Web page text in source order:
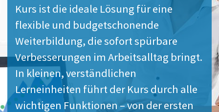
Kurs ist die ideale Lösung für eine
flexible und budgetschonende
Weiterbildung, die sofort spürbare
Verbesserungen im Arbeitsalltag bringt.
In kleinen, verständlichen
Lerneinheiten führt der Kurs durch alle
wichtigen Funktionen – von der ersten